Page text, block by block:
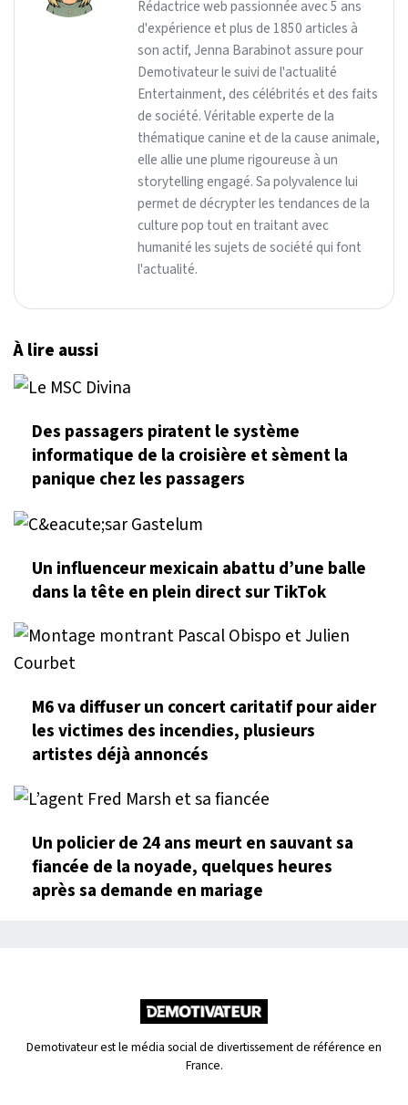
Rédactrice web passionnée avec 5 ans
d'expérience et plus de 1850 articles à
son actif, Jenna Barabinot assure pour
Demotivateur le suivi de l'actualité
Entertainment, des célébrités et des faits
de société. Véritable experte de la
thématique canine et de la cause animale,
elle allie une plume rigoureuse à un
storytelling engagé. Sa polyvalence lui
permet de décrypter les tendances de la
culture pop tout en traitant avec
humanité les sujets de société qui font
l'actualité.
À lire aussi
Des passagers piratent le système
informatique de la croisière et sèment la
panique chez les passagers
Un influenceur mexicain abattu d’une balle
dans la tête en plein direct sur TikTok
M6 va diffuser un concert caritatif pour aider
les victimes des incendies, plusieurs
artistes déjà annoncés
Un policier de 24 ans meurt en sauvant sa
fiancée de la noyade, quelques heures
après sa demande en mariage
Demotivateur est le média social de divertissement de référence en
France.